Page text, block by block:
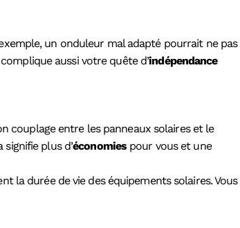
un onduleur mal adapté pourrait ne pas
aussi votre quête d’indépendance
couplage entre les panneaux solaires et le
plus d’économies pour vous et une
la durée de vie des équipements solaires. Vous